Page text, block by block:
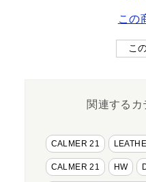
この
関連するカ
CALMER 21
CALMER 21 HW